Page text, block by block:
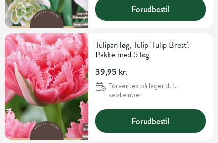
Forudbestil
Tulipan løg, Tulip 'Tulip Brest'.
Pakke med 5 løg
39,95 kr.
Forventes på lager d. 1.
september
Forudbestil